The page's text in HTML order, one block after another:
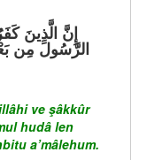
الرَّسُولَ مِن
ve şâkkûr
hudâ len
a’mâlehum.